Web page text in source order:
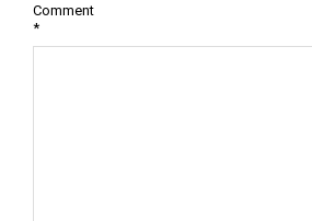
Comment
*